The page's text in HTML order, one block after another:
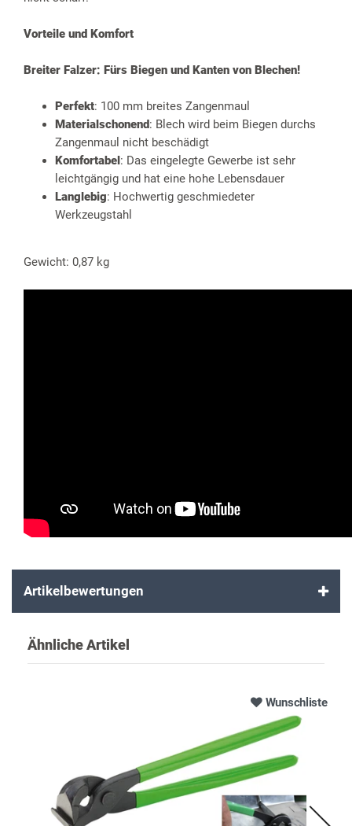
Vorteile und Komfort
Breiter Falzer: Fürs Biegen und Kanten von Blechen!
Perfekt: 100 mm breites Zangenmaul
Materialschonend: Blech wird beim Biegen durchs
Zangenmaul nicht beschädigt
Komfortabel: Das eingelegte Gewerbe ist sehr
leichtgängig und hat eine hohe Lebensdauer
Langlebig: Hochwertig geschmiedeter
Werkzeugstahl
Gewicht: 0,87 kg
Artikelbewertungen
Ähnliche Artikel
Wunschliste